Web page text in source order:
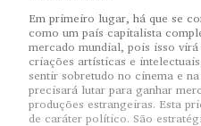
Em primeiro lugar, há que se
como um país capitalista
mercado mundial, pois isso
criações artísticas e
sentir sobretudo no cinema e
precisará lutar para ganhar
produções estrangeiras. Esta
de caráter político. São